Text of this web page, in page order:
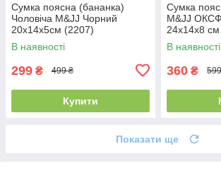
Сумка поясна (бананка)
Чоловіча M&JJ Чорний
20х14х5см (2207)
В наявності
299 ₴ 499 ₴
Купити
Сумка
M&JJ
24х14х8
В наявності
360 ₴
Показати ще